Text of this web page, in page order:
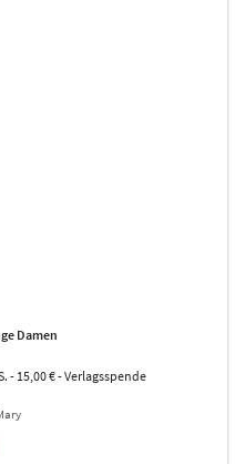
Damen
- 15,00 € - Verlagsspende